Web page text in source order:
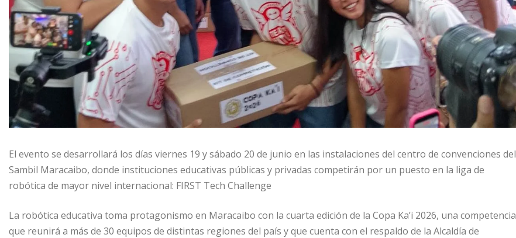
El evento se desarrollará los días viernes 19 y sábado 20 de junio en las instalaciones del centro de convenciones del
Sambil Maracaibo, donde instituciones educativas públicas y privadas competirán por un puesto en la liga de
robótica de mayor nivel internacional: FIRST Tech Challenge
La robótica educativa toma protagonismo en Maracaibo con la cuarta edición de la Copa Ka’i 2026, una competencia
que reunirá a más de 30 equipos de distintas regiones del país y que cuenta con el respaldo de la Alcaldía de